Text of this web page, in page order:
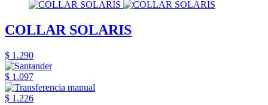
COLLAR SOLARIS
$ 1.290
$ 1.097
$ 1.226